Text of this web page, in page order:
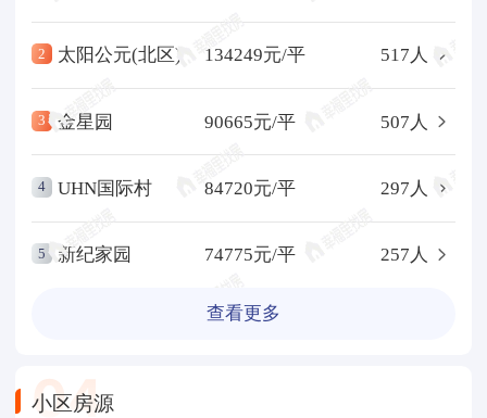
2 太阳公元(北区) 134249元/平 517人
3 金星园 90665元/平 507人
4 UHN国际村 84720元/平 297人
5 新纪家园 74775元/平 257人
查看更多
04
小区房源